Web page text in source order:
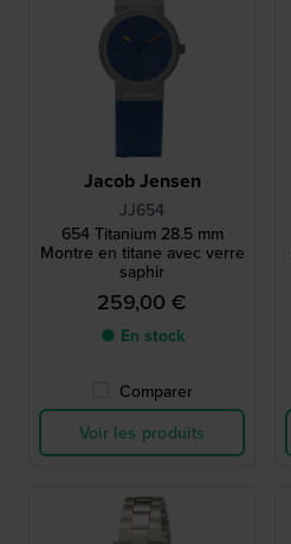
Jacob Jensen
JJ654
654 Titanium 28.5 mm
Montre en titane avec verre
saphir
259,00 €
● En stock
Comparer
Voir les produits